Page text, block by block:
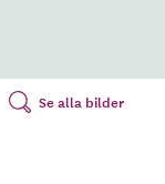
Se alla bilder